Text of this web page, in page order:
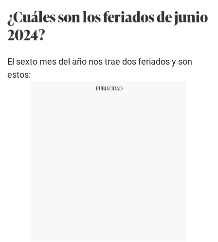
¿Cuáles son los feriados de junio
2024?
El sexto mes del año nos trae dos feriados y son
estos: